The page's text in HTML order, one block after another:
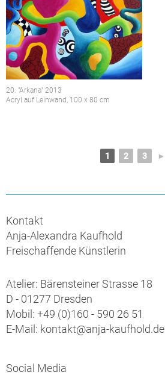
20. "Arkana" 2013
Acryl auf Leinwand, 100 x 80 cm
1 2 3 ►
Kontakt
Anja-Alexandra Kaufhold
Freischaffende Künstlerin
Atelier: Bärensteiner Strasse 18
D - 01277 Dresden
Mobil: +49 (0)160 - 590 26 51
E-Mail: kontakt@anja-kaufhold.de
Social Media